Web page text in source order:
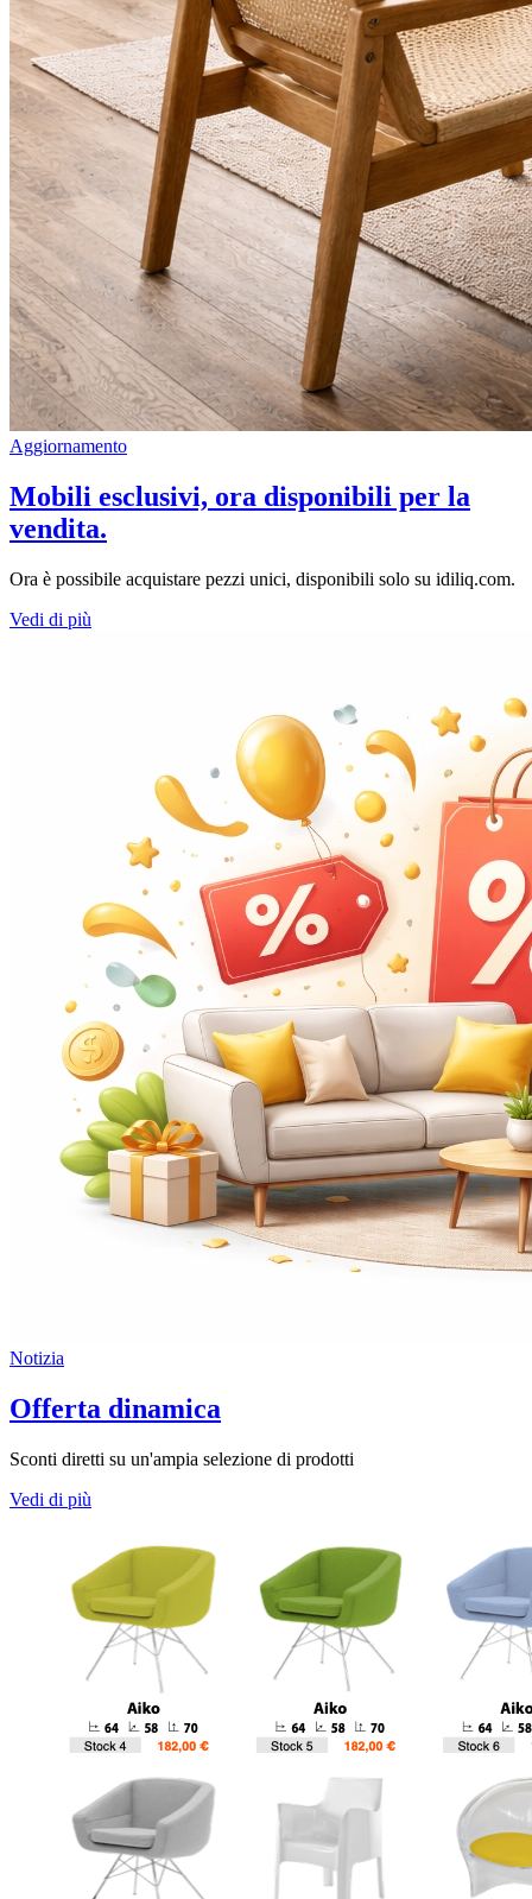
Aggiornamento
Mobili esclusivi, ora disponibili per la
vendita.
Ora è possibile acquistare pezzi unici, disponibili solo su idiliq.com.
Vedi di più
Notizia
Offerta dinamica
Sconti diretti su un'ampia selezione di prodotti
Vedi di più